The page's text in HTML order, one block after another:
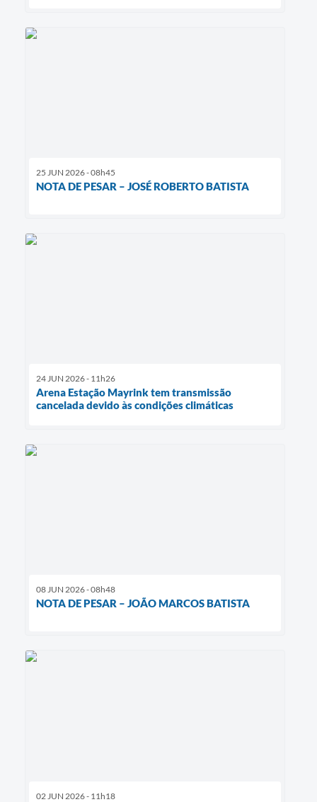
25 JUN 2026 - 08h45
NOTA DE PESAR – JOSÉ ROBERTO BATISTA
24 JUN 2026 - 11h26
Arena Estação Mayrink tem transmissão
cancelada devido às condições climáticas
08 JUN 2026 - 08h48
NOTA DE PESAR – JOÃO MARCOS BATISTA
02 JUN 2026 - 11h18